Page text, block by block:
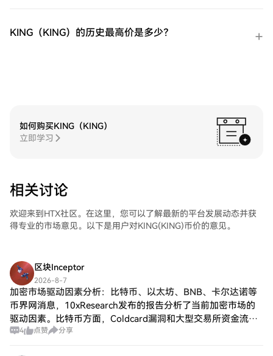
KING（KING）的历史最高价是多少？
如何购买KING（KING）
立即学习
相关讨论
欢迎来到HTX社区。在这里，您可以了解最新的平台发展动态并获
得专业的市场意见。以下是用户对KING(KING)币价的意见。
区块Inceptor
2026-8-7
加密市场驱动因素分析：比特币、以太坊、BNB、卡尔达诺等
币界网消息，10xResearch发布的报告分析了当前加密市场的
驱动因素。比特币方面，Coldcard漏洞和大型交易所资金流入
导致抛售，而美国与卡塔尔在伊朗/霍尔木兹的进展提升了风险
4 点赞 分享